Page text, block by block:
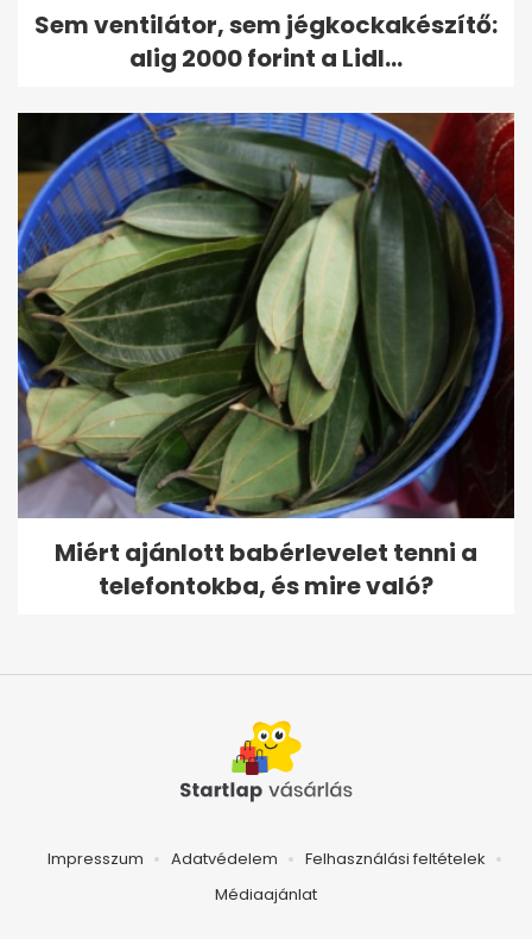
Sem ventilátor, sem jégkockakészítő:
alig 2000 forint a Lidl...
Miért ajánlott babérlevelet tenni a
telefontokba, és mire való?
Impresszum Adatvédelem
Felhasználási feltételek
Médiaajánlat